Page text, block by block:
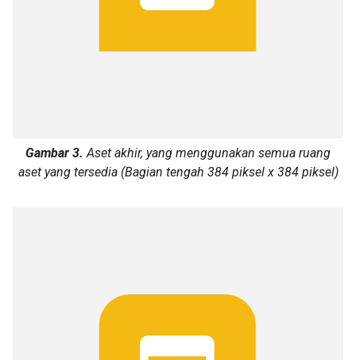
Gambar 3. Aset akhir, yang menggunakan semua ruang
aset yang tersedia (Bagian tengah 384 piksel x 384 piksel)